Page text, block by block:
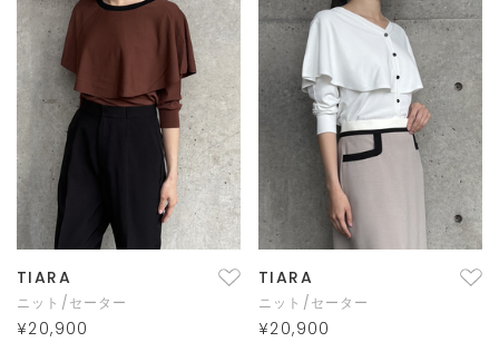
TIARA
ニット/セーター
¥20,900
TIARA
ニット/セーター
¥20,900